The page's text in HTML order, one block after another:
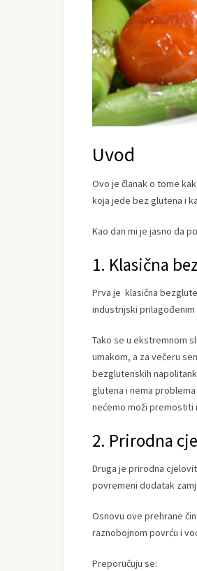
Uvod
Ovo je članak o tome
koja jede bez glutena i
Kao dan mi je jasno da
1. Klasična
Prva je klasična
industrijski prilagođenim
Tako se u ekstremnom
umakom, a za večeru
bezglutenskih
glutena i nema
nećemo moži
2. Prirodna
Druga je prirodna
povremeni dodatak
Osnovu ove prehrane
raznobojnom povrću i
Preporučuju se: